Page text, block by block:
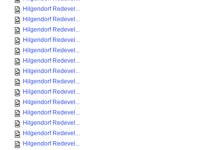
Hilgendorf Redevel...
Hilgendorf Redevel...
Hilgendorf Redevel...
Hilgendorf Redevel...
Hilgendorf Redevel...
Hilgendorf Redevel...
Hilgendorf Redevel...
Hilgendorf Redevel...
Hilgendorf Redevel...
Hilgendorf Redevel...
Hilgendorf Redevel...
Hilgendorf Redevel...
Hilgendorf Redevel...
Hilgendorf Redevel...